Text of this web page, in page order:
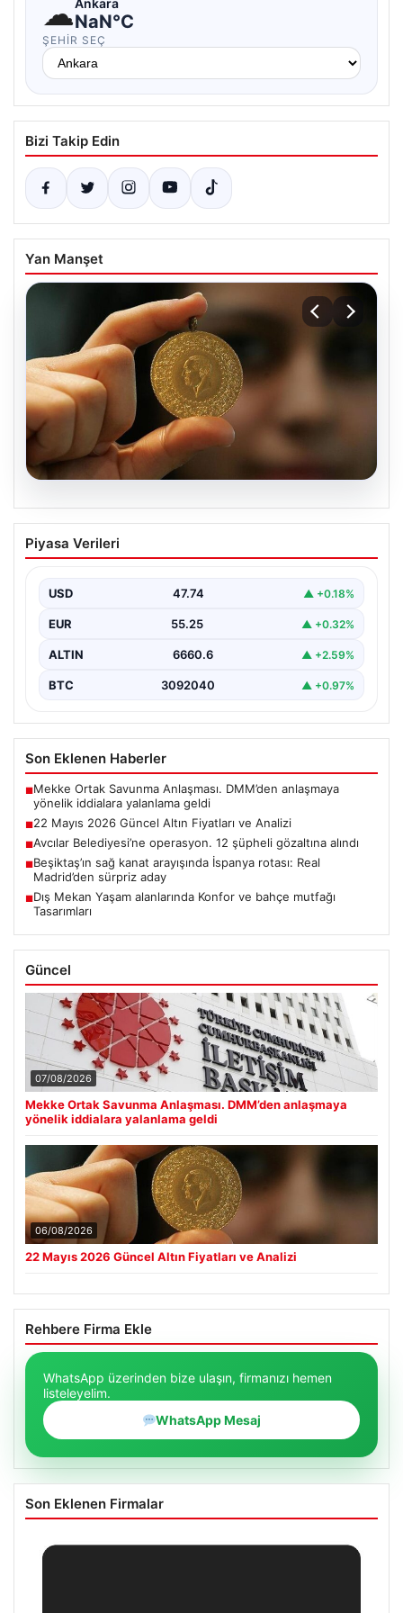
☁NaN°C
ŞEHIR SEÇ
Bizi Takip Edin
Yan Manşet
06.08.2026
22 Mayıs 2026 Güncel Altın Fiyatları ve
Analizi
hareketlilik yatırımcıların ve ilgili piyasa uzmanlarının
en…
Piyasa Verileri
USD 47.74 ▲ +0.18%
EUR 55.25 ▲ +0.32%
ALTIN 6660.6 ▲ +2.59%
BTC 3092040 ▲ +0.97%
Son Eklenen Haberler
■Mekke Ortak Savunma Anlaşması. DMM’den anlaşmaya
yönelik iddialara yalanlama geldi
■22 Mayıs 2026 Güncel Altın Fiyatları ve Analizi
■Avcılar Belediyesi’ne operasyon. 12 şüpheli gözaltına alındı
■Beşiktaş’ın sağ kanat arayışında İspanya rotası: Real
Madrid’den sürpriz aday
■Dış Mekan Yaşam alanlarında Konfor ve bahçe mutfağı
Tasarımları
Güncel
07/08/2026
Mekke Ortak Savunma Anlaşması. DMM’den anlaşmaya
yönelik iddialara yalanlama geldi
06/08/2026
22 Mayıs 2026 Güncel Altın Fiyatları ve Analizi
Rehbere Firma Ekle
WhatsApp üzerinden bize ulaşın, firmanızı hemen
listeleyelim.
WhatsApp Mesaj
Son Eklenen Firmalar